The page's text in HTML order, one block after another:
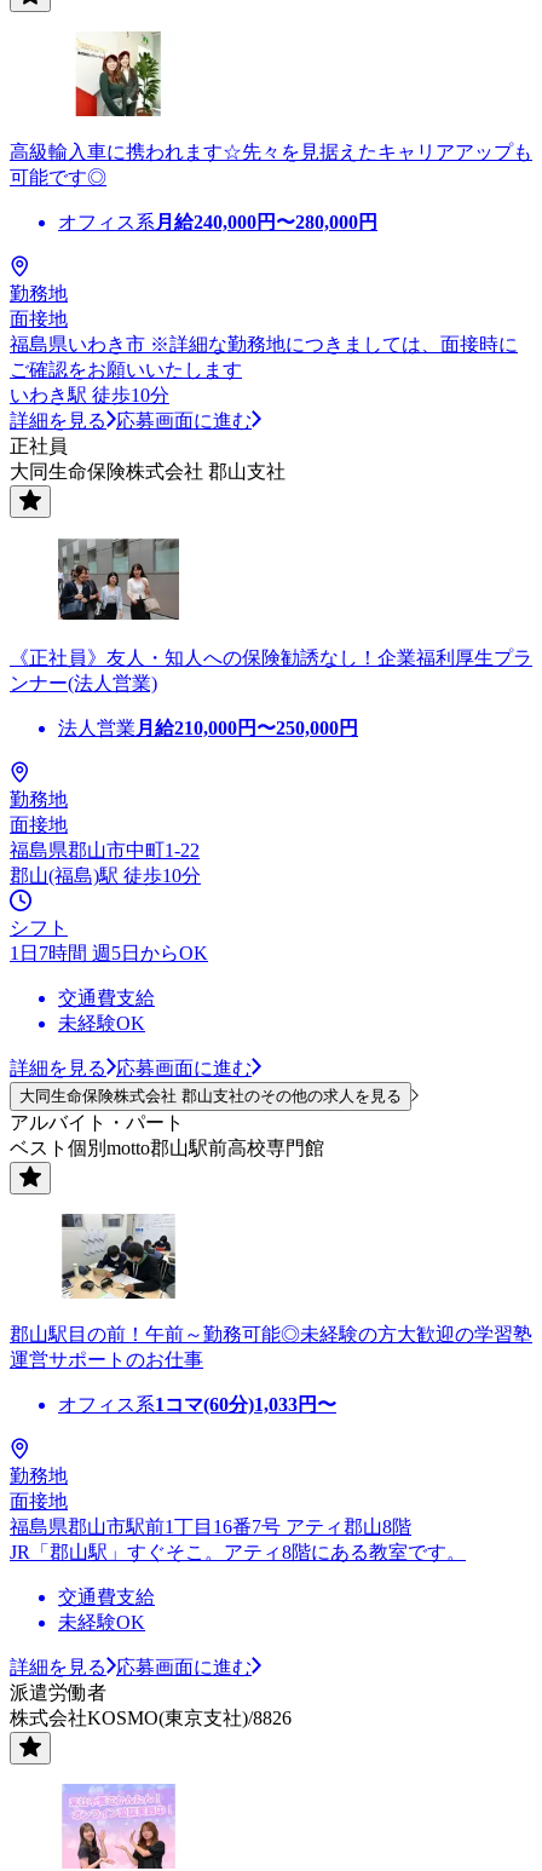
高級輸入車に携われます☆先々を見据えたキャリアアップも
可能です◎
オフィス系 月給240,000円〜280,000円
勤務地
面接地
福島県いわき市 ※詳細な勤務地につきましては、面接時に
ご確認をお願いいたします
いわき駅 徒歩10分
詳細を見る
応募画面に進む
正社員
大同生命保険株式会社 郡山支社
《正社員》友人・知人への保険勧誘なし！企業福利厚生プラ
ンナー(法人営業)
法人営業 月給210,000円〜250,000円
勤務地
面接地
福島県郡山市中町1-22
郡山(福島)駅 徒歩10分
シフト
1日7時間 週5日からOK
交通費支給
未経験OK
詳細を見る 応募画面に進む
大同生命保険株式会社 郡山支社のその他の求人を見る
アルバイト・パート
ベスト個別motto郡山駅前高校専門館
郡山駅目の前！午前～勤務可能◎未経験の方大歓迎の学習塾
運営サポートのお仕事
オフィス系1コマ(60分)1,033円〜
勤務地
面接地
福島県郡山市駅前1丁目16番7号 アティ郡山8階
JR「郡山駅」すぐそこ。アティ8階にある教室です。
交通費支給
未経験OK
詳細を見る
応募画面に進む
派遣労働者
株式会社KOSMO(東京支社)/8826